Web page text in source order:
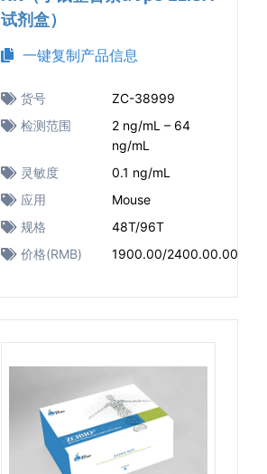
试剂盒）
一键复制产品信息
货号
ZC-38999
检测范围
2 ng/mL – 64
ng/mL
灵敏度
0.1 ng/mL
应用
Mouse
规格
48T/96T
价格(RMB)
1900.00/2400.00.00